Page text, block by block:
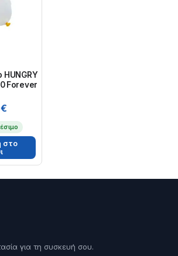
HUNGRY
Forever
€
στο
για τη συσκευή σου.